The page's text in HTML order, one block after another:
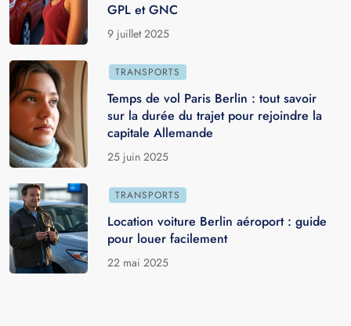
GPL et GNC
9 juillet 2025
TRANSPORTS
Temps de vol Paris Berlin : tout savoir
sur la durée du trajet pour rejoindre la
capitale Allemande
25 juin 2025
TRANSPORTS
Location voiture Berlin aéroport : guide
pour louer facilement
22 mai 2025